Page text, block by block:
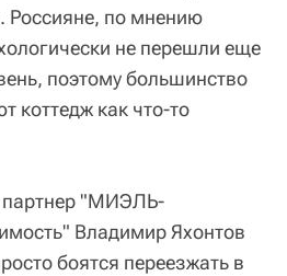
по мнению
не перешли еще
поэтому большинство
коттедж как что-то
"МИЭЛЬ-
Владимир Яхонтов
боятся переезжать в